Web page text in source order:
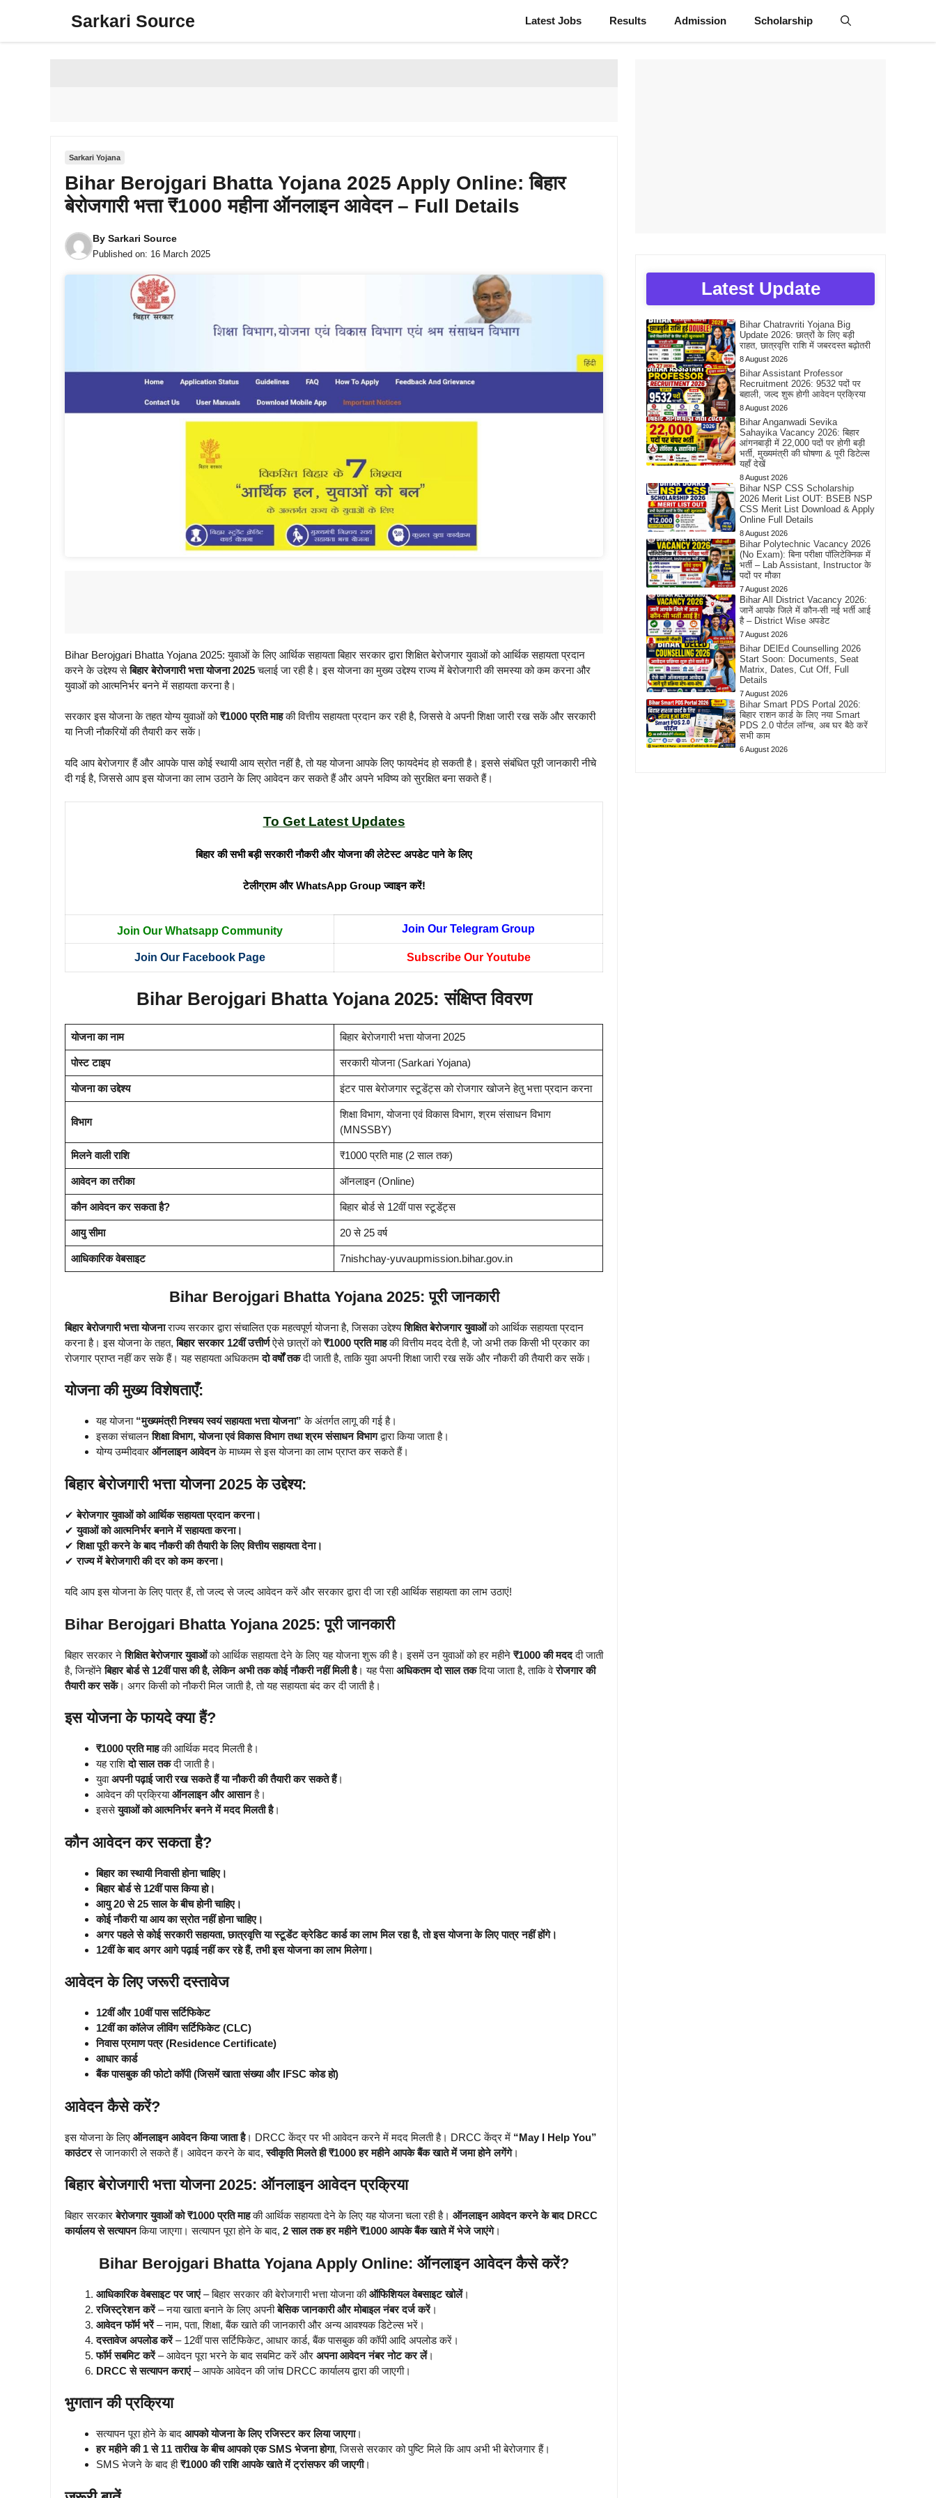
Sarkari Source Latest Jobs Results Admission Scholarship
Sarkari Yojana
Bihar Berojgari Bhatta Yojana 2025 Apply Online: बिहार
बेरोजगारी भत्ता ₹1000 महीना ऑनलाइन आवेदन – Full Details
By Sarkari Source
Published on: 16 March 2025
Bihar Berojgari Bhatta Yojana 2025: युवाओं के लिए आर्थिक सहायता बिहार सरकार द्वारा शिक्षित बेरोजगार युवाओं को आर्थिक सहायता प्रदान
करने के उद्देश्य सेबिहार बेरोजगारी भत्ता योजना 2025चलाई जा रही है। इस योजना का मुख्य उद्देश्य राज्य में बेरोजगारी की समस्या को कम करना और
युवाओं को आत्मनिर्भर बनने में सहायता करना है।
सरकार इस योजना के तहत योग्य युवाओं को₹1000 प्रति माहकी वित्तीय सहायता प्रदान कर रही है, जिससे वे अपनी शिक्षा जारी रख सकें और सरकारी
या निजी नौकरियों की तैयारी कर सकें।
यदि आप बेरोजगार हैं और आपके पास कोई स्थायी आय स्रोत नहीं है, तो यह योजना आपके लिए फायदेमंद हो सकती है। इससे संबंधित पूरी जानकारी नीचे
दी गई है, जिससे आप इस योजना का लाभ उठाने के लिए आवेदन कर सकते हैं और अपने भविष्य को सुरक्षित बना सकते हैं।
To Get Latest Updates
बिहार की सभी बड़ी सरकारी नौकरी और योजना की लेटेस्ट अपडेट पाने के लिए
टेलीग्राम और WhatsApp Group ज्वाइन करें!
Join Our Whatsapp Community Join Our Telegram Group
Join Our Facebook Page Subscribe Our Youtube
Bihar Berojgari Bhatta Yojana 2025: संक्षिप्त विवरण
योजना का नाम बिहार बेरोजगारी भत्ता योजना 2025
पोस्ट टाइप सरकारी योजना (Sarkari Yojana)
योजना का उद्देश्य इंटर पास बेरोजगार स्टूडेंट्स को रोजगार खोजने हेतु भत्ता प्रदान करना
विभाग
शिक्षा विभाग, योजना एवं विकास विभाग, श्रम संसाधन विभाग
(MNSSBY)
मिलने वाली राशि ₹1000 प्रति माह (2 साल तक)
आवेदन का तरीका ऑनलाइन (Online)
कौन आवेदन कर सकता है? बिहार बोर्ड से 12वीं पास स्टूडेंट्स
आयु सीमा 20 से 25 वर्ष
आधिकारिक वेबसाइट 7nishchay-yuvaupmission.bihar.gov.in
Bihar Berojgari Bhatta Yojana 2025: पूरी जानकारी
बिहार बेरोजगारी भत्ता योजनाराज्य सरकार द्वारा संचालित एक महत्वपूर्ण योजना है, जिसका उद्देश्यशिक्षित बेरोजगार युवाओंको आर्थिक सहायता प्रदान
करना है। इस योजना के तहत,बिहार सरकार 12वीं उत्तीर्णऐसे छात्रों को₹1000 प्रति माहकी वित्तीय मदद देती है, जो अभी तक किसी भी प्रकार का
रोजगार प्राप्त नहीं कर सके हैं। यह सहायता अधिकतमदो वर्षों तकदी जाती है, ताकि युवा अपनी शिक्षा जारी रख सकें और नौकरी की तैयारी कर सकें।
योजना की मुख्य विशेषताएँ:
यह योजना “मुख्यमंत्री निश्चय स्वयं सहायता भत्ता योजना” के अंतर्गत लागू की गई है।
इसका संचालनशिक्षा विभाग, योजना एवं विकास विभाग तथा श्रम संसाधन विभागद्वारा किया जाता है।
योग्य उम्मीदवार ऑनलाइन आवेदनके माध्यम से इस योजना का लाभ प्राप्त कर सकते हैं।
बिहार बेरोजगारी भत्ता योजना 2025 के उद्देश्य:
✔बेरोजगार युवाओं को आर्थिक सहायता प्रदान करना।
✔युवाओं को आत्मनिर्भर बनाने में सहायता करना।
✔शिक्षा पूरी करने के बाद नौकरी की तैयारी के लिए वित्तीय सहायता देना।
✔राज्य में बेरोजगारी की दर को कम करना।
यदि आप इस योजना के लिए पात्र हैं, तो जल्द से जल्द आवेदन करें और सरकार द्वारा दी जा रही आर्थिक सहायता का लाभ उठाएं!
Bihar Berojgari Bhatta Yojana 2025: पूरी जानकारी
बिहार सरकार नेशिक्षित बेरोजगार युवाओंको आर्थिक सहायता देने के लिए यह योजना शुरू की है। इसमें उन युवाओं को हर महीने ₹1000 की मदददी जाती
है, जिन्होंनेबिहार बोर्ड से 12वीं पास की है, लेकिन अभी तक कोई नौकरी नहीं मिली है। यह पैसाअधिकतम दो साल तकदिया जाता है, ताकि वेरोजगार की
तैयारी कर सकें। अगर किसी को नौकरी मिल जाती है, तो यह सहायता बंद कर दी जाती है।
इस योजना के फायदे क्या हैं?
₹1000 प्रति माहकी आर्थिक मदद मिलती है।
यह राशिदो साल तकदी जाती है।
युवाअपनी पढ़ाई जारी रख सकते हैं या नौकरी की तैयारी कर सकते हैं।
आवेदन की प्रक्रियाऑनलाइन और आसानहै।
इससेयुवाओं को आत्मनिर्भर बनने में मदद मिलती है।
कौन आवेदन कर सकता है?
बिहार का स्थायी निवासी होना चाहिए।
बिहार बोर्ड से 12वीं पास किया हो।
आयु 20 से 25 साल के बीच होनी चाहिए।
कोई नौकरी या आय का स्रोत नहीं होना चाहिए।
अगर पहले से कोई सरकारी सहायता, छात्रवृत्ति या स्टूडेंट क्रेडिट कार्ड का लाभ मिल रहा है, तो इस योजना के लिए पात्र नहीं होंगे।
12वीं के बाद अगर आगे पढ़ाई नहीं कर रहे हैं, तभी इस योजना का लाभ मिलेगा।
आवेदन के लिए जरूरी दस्तावेज
12वीं और 10वीं पास सर्टिफिकेट
12वीं का कॉलेज लीविंग सर्टिफिकेट (CLC)
निवास प्रमाण पत्र (Residence Certificate)
आधार कार्ड
बैंक पासबुक की फोटो कॉपी (जिसमें खाता संख्या और IFSC कोड हो)
आवेदन कैसे करें?
इस योजना के लिए ऑनलाइन आवेदन किया जाता है। DRCC केंद्र पर भी आवेदन करने में मदद मिलती है। DRCC केंद्र में “May I Help You”
काउंटरसे जानकारी ले सकते हैं। आवेदन करने के बाद,स्वीकृति मिलते ही ₹1000 हर महीने आपके बैंक खाते में जमा होने लगेंगे।
बिहार बेरोजगारी भत्ता योजना 2025: ऑनलाइन आवेदन प्रक्रिया
बिहार सरकारबेरोजगार युवाओं को ₹1000 प्रति माहकी आर्थिक सहायता देने के लिए यह योजना चला रही है। ऑनलाइन आवेदन करने के बाद DRCC
कार्यालय से सत्यापनकिया जाएगा। सत्यापन पूरा होने के बाद, 2 साल तक हर महीने ₹1000 आपके बैंक खाते में भेजे जाएंगे।
Bihar Berojgari Bhatta Yojana Apply Online: ऑनलाइन आवेदन कैसे करें?
आधिकारिक वेबसाइट पर जाएं– बिहार सरकार की बेरोजगारी भत्ता योजना कीऑफिशियल वेबसाइट खोलें।
रजिस्ट्रेशन करें– नया खाता बनाने के लिए अपनीबेसिक जानकारी और मोबाइल नंबर दर्ज करें।
आवेदन फॉर्म भरें– नाम, पता, शिक्षा, बैंक खाते की जानकारी और अन्य आवश्यक डिटेल्स भरें।
दस्तावेज अपलोड करें– 12वीं पास सर्टिफिकेट, आधार कार्ड, बैंक पासबुक की कॉपी आदि अपलोड करें।
फॉर्म सबमिट करें– आवेदन पूरा भरने के बाद सबमिट करें और अपना आवेदन नंबर नोट कर लें।
DRCC से सत्यापन कराएं– आपके आवेदन की जांच DRCC कार्यालय द्वारा की जाएगी।
भुगतान की प्रक्रिया
सत्यापन पूरा होने के बाद आपको योजना के लिए रजिस्टर कर लिया जाएगा।
हर महीने की 1 से 11 तारीख के बीच आपको एक SMS भेजना होगा, जिससे सरकार को पुष्टि मिले कि आप अभी भी बेरोजगार हैं।
SMS भेजने के बाद ही₹1000 की राशि आपके खाते में ट्रांसफर की जाएगी।
Latest Update
Bihar Chatravriti Yojana Big
Update 2026: छात्रों के लिए बड़ी
राहत, छात्रवृत्ति राशि में जबरदस्त बढ़ोतरी
8 August 2026
Bihar Assistant Professor
Recruitment 2026: 9532 पदों पर
बहाली, जल्द शुरू होगी आवेदन प्रक्रिया
8 August 2026
Bihar Anganwadi Sevika
Sahayika Vacancy 2026: बिहार
आंगनबाड़ी में 22,000 पदों पर होगी बड़ी
भर्ती, मुख्यमंत्री की घोषणा & पूरी डिटेल्स
यहाँ देखें
8 August 2026
Bihar NSP CSS Scholarship
2026 Merit List OUT: BSEB NSP
CSS Merit List Download & Apply
Online Full Details
8 August 2026
Bihar Polytechnic Vacancy 2026
(No Exam): बिना परीक्षा पॉलिटेक्निक में
भर्ती – Lab Assistant, Instructor के
पदों पर मौका
7 August 2026
Bihar All District Vacancy 2026:
जानें आपके जिले में कौन-सी नई भर्ती आई
है – District Wise अपडेट
7 August 2026
Bihar DElEd Counselling 2026
Start Soon: Documents, Seat
Matrix, Dates, Cut Off, Full
Details
7 August 2026
Bihar Smart PDS Portal 2026:
बिहार राशन कार्ड के लिए नया Smart
PDS 2.0 पोर्टल लॉन्च, अब घर बैठे करें
सभी काम
6 August 2026